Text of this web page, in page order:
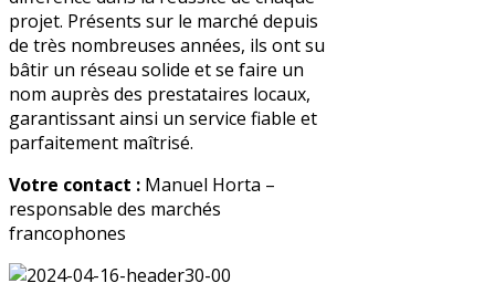
projet. Présents sur le marché depuis
de très nombreuses années, ils ont su
bâtir un réseau solide et se faire un
nom auprès des prestataires locaux,
garantissant ainsi un service fiable et
parfaitement maîtrisé.
Votre contact : Manuel Horta –
responsable des marchés
francophones